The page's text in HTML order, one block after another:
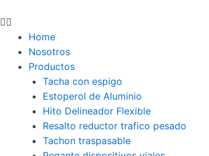
Home
Nosotros
Productos
Tacha con espigo
Estoperol de Aluminio
Hito Delineador Flexible
Resalto reductor trafico pesado
Tachon traspasable